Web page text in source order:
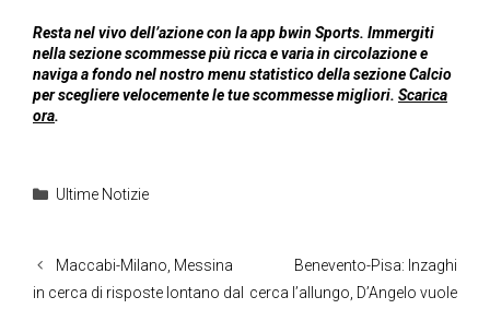
Resta nel vivo dell’azione con la app bwin Sports. Immergiti
nella sezione scommesse più ricca e varia in circolazione e
naviga a fondo nel nostro menu statistico della sezione Calcio
per scegliere velocemente le tue scommesse migliori. Scarica
ora.
Categorie
Ultime Notizie
Maccabi-Milano, Messina
in cerca di risposte lontano dal
Benevento-Pisa: Inzaghi
cerca l’allungo, D’Angelo vuole